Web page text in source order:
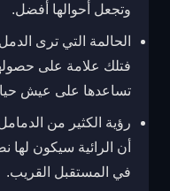
وتجعل أحوالها أفضل.
الحالمة التي ترى
فتلك علامة على
تساعدها على عيش
رؤية الكثير من
أن الرائية سيكون لها
في المستقبل القريب.